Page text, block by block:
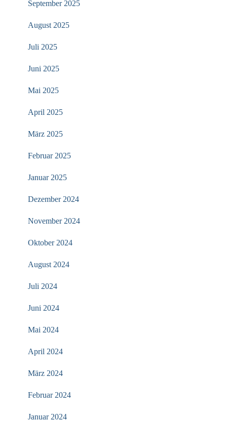
September 2025
August 2025
Juli 2025
Juni 2025
Mai 2025
April 2025
März 2025
Februar 2025
Januar 2025
Dezember 2024
November 2024
Oktober 2024
August 2024
Juli 2024
Juni 2024
Mai 2024
April 2024
März 2024
Februar 2024
Januar 2024